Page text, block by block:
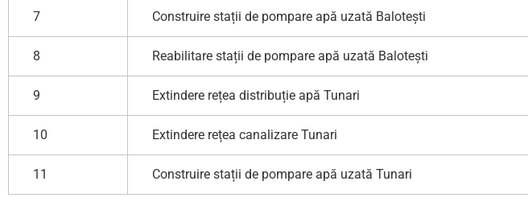
7 Construire stații de pompare apă uzată Balotești
8 Reabilitare stații de pompare apă uzată Balotești
9 Extindere rețea distribuție apă Tunari
10 Extindere rețea canalizare Tunari
11 Construire stații de pompare apă uzată Tunari